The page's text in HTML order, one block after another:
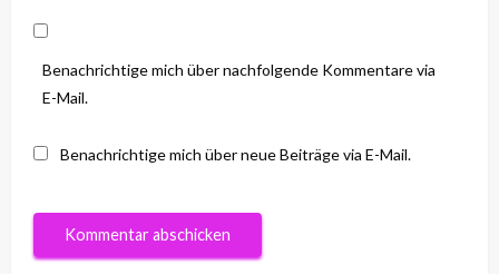
Benachrichtige mich über nachfolgende Kommentare via
E-Mail.
Benachrichtige mich über neue Beiträge via E-Mail.